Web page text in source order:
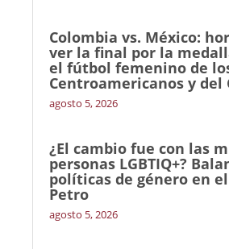
Colombia vs. México:
ver la final por la
el fútbol femenino de
Centroamericanos y del
agosto 5, 2026
¿El cambio fue con las
personas LGBTIQ+?
políticas de género en
Petro
agosto 5, 2026